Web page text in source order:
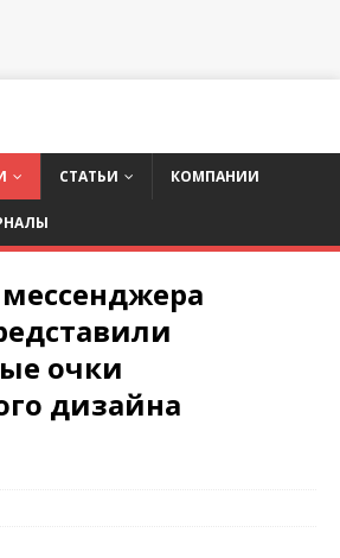
СТАТЬИ КОМПАНИИ
очки
дизайна